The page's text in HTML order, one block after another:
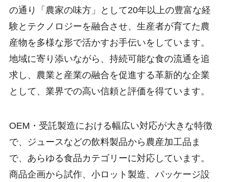
の通り「農家の味方」として20年以上の豊富な経
験とテクノロジーを融合させ、生産者が育てた農
産物を多様な形で活かすお手伝いをしています。
地域に寄り添いながら、持続可能な食の流通を追
求し、農業と産業の融合を促進する革新的な企業
として、業界での高い信頼と評価を得ています。
OEM・受託製造における幅広い対応が大きな特徴
で、ジュースなどの飲料製品から農産加工品ま
で、あらゆる食品カテゴリーに対応しています。
商品企画から試作、小ロット製造、パッケージ設